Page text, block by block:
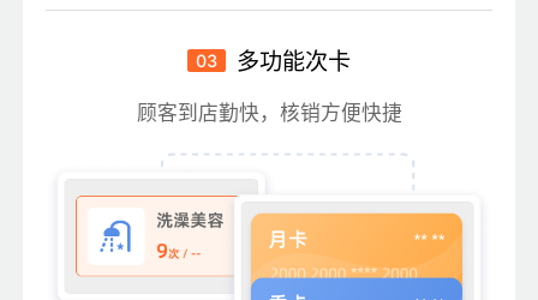
03 多功能次卡
顾客到店勤快，核销方便快捷